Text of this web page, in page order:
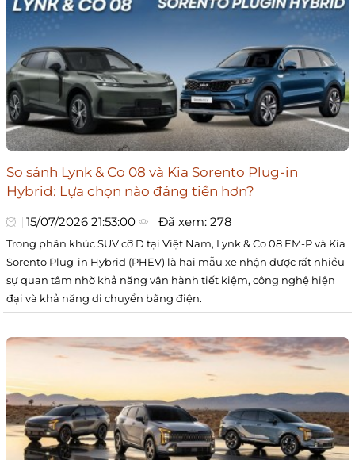
So sánh Lynk & Co 08 và Kia Sorento Plug-in
Hybrid: Lựa chọn nào đáng tiền hơn?
15/07/2026 21:53:00 Đã xem: 278
Trong phân khúc SUV cỡ D tại Việt Nam, Lynk & Co 08 EM-P và Kia
Sorento Plug-in Hybrid (PHEV) là hai mẫu xe nhận được rất nhiều
sự quan tâm nhờ khả năng vận hành tiết kiệm, công nghệ hiện
đại và khả năng di chuyển bằng điện.